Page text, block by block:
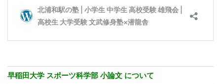
早稲田大学 スポーツ科学部 小論文 について